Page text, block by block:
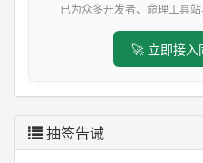
已为众多开发者、命理工具
🚀 立即接入
抽签告诫